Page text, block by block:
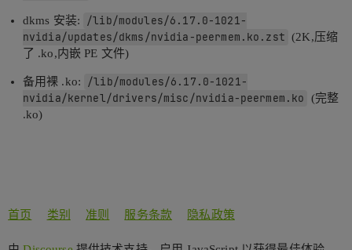
dkms 安装:
/lib/modules/6.17.0-1021-
nvidia/updates/dkms/nvidia-peermem.ko.zst (2K,压缩
了 .ko,内嵌 PE 文件)
备用裸 .ko:
/lib/modules/6.17.0-1021-
nvidia/kernel/drivers/misc/nvidia-peermem.ko
(完整
.ko)
首页 类别 准则 服务条款 隐私政策